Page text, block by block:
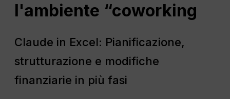
l'ambiente “coworking
Claude in Excel: Pianificazione,
strutturazione e modifiche
finanziarie in più fasi